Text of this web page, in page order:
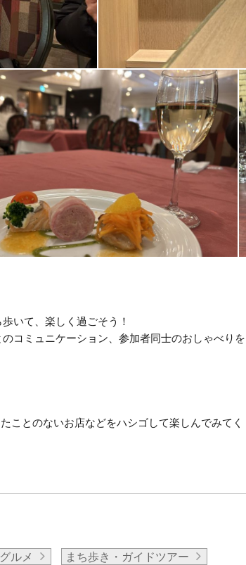
いて、楽しく過ごそう！
コミュニケーション、参加者同士のおしゃべりを
ことのないお店などをハシゴして楽しんでみてく
ルメ まち歩き・ガイドツアー